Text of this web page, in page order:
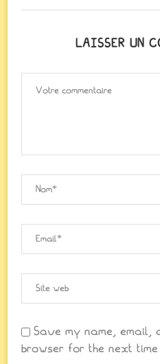
LAISSER UN
Save my name, email,
browser for the next time